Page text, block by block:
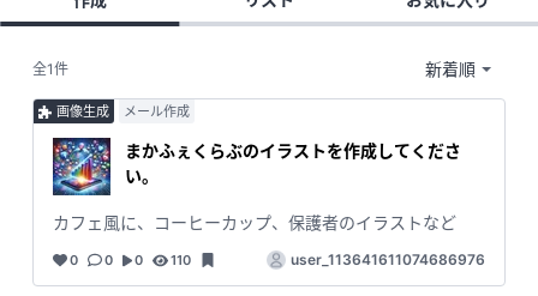
全1件
画像生成 メール作成
まかふぇくらぶのイラストを作成してくださ
い。
カフェ風に、コーヒーカップ、保護者のイラストなど
0 0 0 110 user_113641611074686976